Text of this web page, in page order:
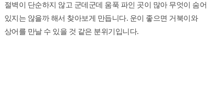
절벽이 단순하지 않고 군데군데 움푹 파인 곳이 많아 무엇이 숨어
있지는 않을까 해서 찾아보게 만듭니다. 운이 좋으면 거북이와
상어를 만날 수 있을 것 같은 분위기입니다.